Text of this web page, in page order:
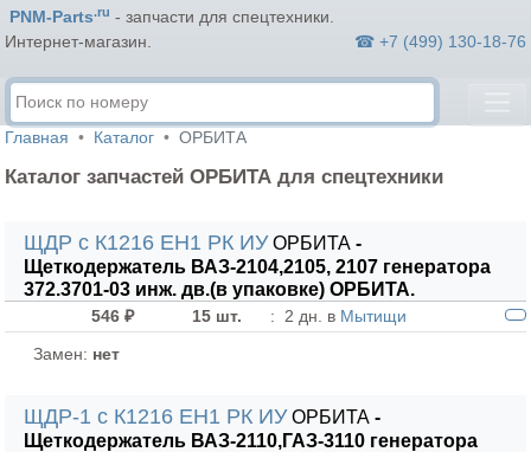
PNM-Parts.ru - запчасти для спецтехники.
Интернет-магазин.
☎ +7 (499) 130-18-76
Главная Каталог ОРБИТА
Каталог запчастей ОРБИТА для спецтехники
ЩДР с К1216 ЕН1 РК ИУ ОРБИТА -
Щеткодержатель ВАЗ-2104,2105, 2107 генератора
372.3701-03 инж. дв.(в упаковке) ОРБИТА.
546 ₽ 15 шт. : 2 дн. в Мытищи
Замен: нет
ЩДР-1 с К1216 ЕН1 РК ИУ ОРБИТА -
Щеткодержатель ВАЗ-2110,ГАЗ-3110 генератора